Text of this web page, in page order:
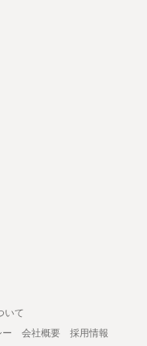
いて
ー 会社概要
採用情報